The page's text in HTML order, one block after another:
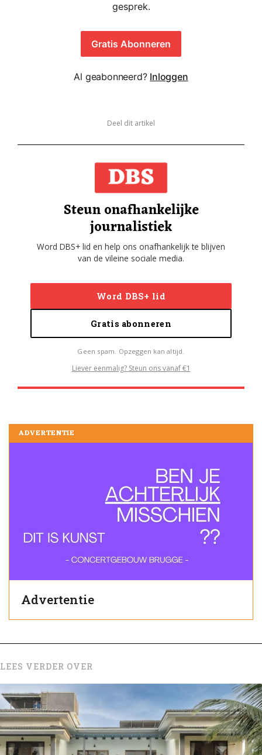
gesprek.
Gratis Abonneren
Al geabonneerd? Inloggen
Deel dit artikel
Steun onafhankelijke
journalistiek
Word DBS+ lid en help ons onafhankelijk te blijven
van de vileine sociale media.
Word DBS+ lid
Gratis abonneren
Geen spam. Opzeggen kan altijd.
Liever eenmalig? Steun ons vanaf €1
ADVERTENTIE
Advertentie
LEES VERDER OVER